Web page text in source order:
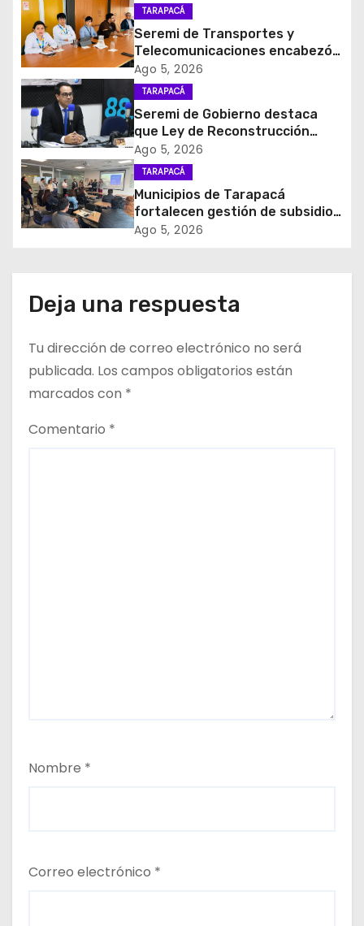
i
ó
n
d
e
e
n
r
d
a
s
TARAPACÁ
Seremi de Transportes y
Telecomunicaciones encabezó
primera mesa de coordinación
para el retiro de cables en
desuso en Iquique
Ago 5, 2026
TARAPACÁ
Seremi de Gobierno destaca
que Ley de Reconstrucción
Nacional impulsará la inversión
y el empleo en Tarapacá
Ago 5, 2026
TARAPACÁ
Municipios de Tarapacá
fortalecen gestión de subsidios
de agua potable en jornada
Ago 5, 2026
Deja una respuesta
Tu dirección de correo electrónico no será
publicada. Los campos obligatorios están
marcados con *
Comentario *
Nombre *
Correo electrónico *